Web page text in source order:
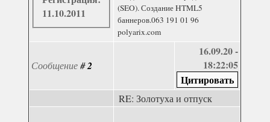
11.10.2011
(SEO). Создание HTML5
баннеров.063 191 01 96
polyarix.com
Сообщение#2
16.09.20 -
18:22:05
RE: Золотуха и отпуск